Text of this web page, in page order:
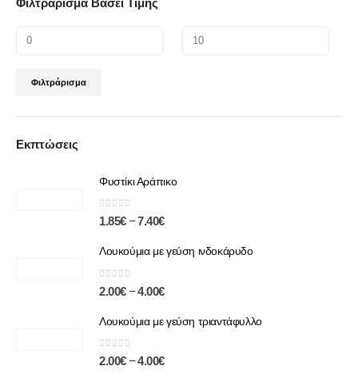
Φιλτράρισμα
Εκπτώσεις
Φυστίκι Αράπικο
0 out of 5
1.85€ – 7.40€
Λουκούμια με γεύση ινδοκάρυδο
0out of 5
2.00€ – 4.00€
Λουκούμια με γεύση τριαντάφυλλο
0out of 5
2.00€ – 4.00€